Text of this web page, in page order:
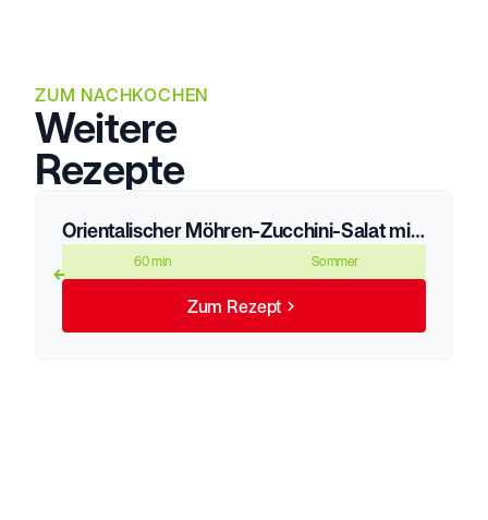
ZUM NACHKOCHEN
Weitere
Rezepte
Orientalischer Möhren-Zucchini-Salat mit Kichererbsen und Sesam
60 min Sommer
Zum Rezept